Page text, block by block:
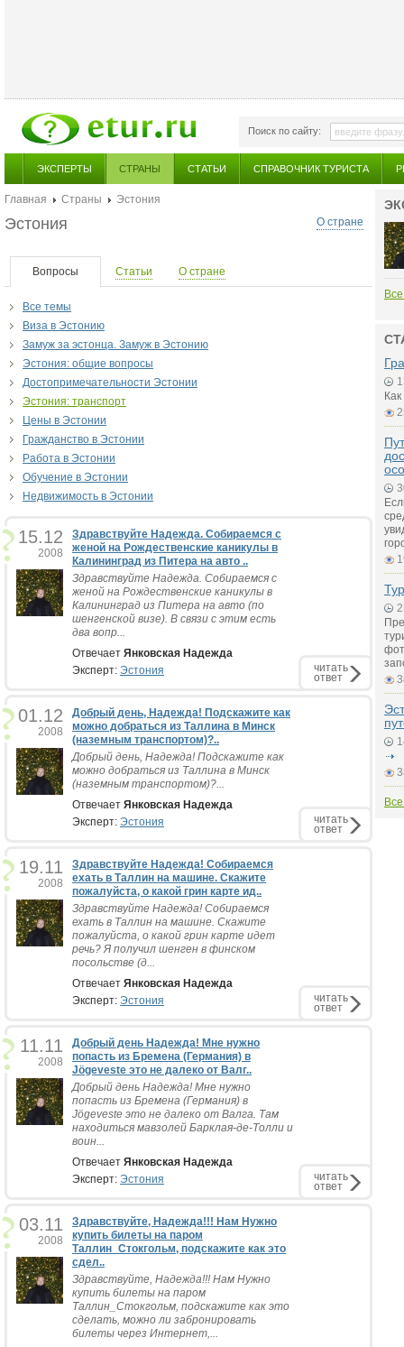
Поиск по сайту:
ЭКСПЕРТЫ СТРАНЫ СТАТЬИ СПРАВОЧНИК ТУРИСТА
Главная Страны
Эстония
О стране
Эстония
Вопросы Статьи О стране
Все темы
Виза в Эстонию
Замуж за эстонца. Замуж в Эстонию
Эстония: общие вопросы
Достопримечательности Эстонии
Эстония: транспорт
Цены в Эcтонии
Гражданство в Эстонии
Работа в Эстонии
Обучение в Эстонии
Недвижимость в Эстонии
15.12
2008
Здравствуйте Надежда. Собираемся с
женой на Рождественские каникулы в
Калининград из Питера на авто ..
Здравствуйте Надежда. Собираемся с
женой на Рождественские каникулы в
Калининград из Питера на авто (по
шенгенской визе). В связи с этим есть
два вопр...
Отвечает Янковская Надежда
Эксперт: Эстония читать
ответ
01.12
2008
Добрый день, Надежда! Подскажите как
можно добраться из Таллина в Минск
(наземным транспортом)?..
Добрый день, Надежда! Подскажите как
можно добраться из Таллина в Минск
(наземным транспортом)?...
Отвечает Янковская Надежда
Эксперт: Эстония читать
ответ
19.11
2008
Здравствуйте Надежда! Собираемся
ехать в Таллин на машине. Скажите
пожалуйста, о какой грин карте ид..
Здравствуйте Надежда! Собираемся
ехать в Таллин на машине. Скажите
пожалуйста, о какой грин карте идет
речь? Я получил шенген в финском
посольстве (д...
Отвечает Янковская Надежда
Эксперт: Эстония читать
ответ
11.11
2008
Добрый день Надежда! Мне нужно
попасть из Бремена (Германия) в
Jögeveste это не далеко от Валг..
Добрый день Надежда! Мне нужно
попасть из Бремена (Германия) в
Jögeveste это не далеко от Валга. Там
находиться мавзолей Барклая-де-Толли и
воин...
Отвечает Янковская Надежда
Эксперт: Эстония читать
ответ
03.11
2008
Здравствуйте, Надежда!!! Нам Нужно
купить билеты на паром
Таллин_Стокгольм, подскажите как это
сдел..
Здравствуйте, Надежда!!! Нам Нужно
купить билеты на паром
Таллин_Стокгольм, подскажите как это
сделать, можно ли забронировать
билеты через Интернет,...